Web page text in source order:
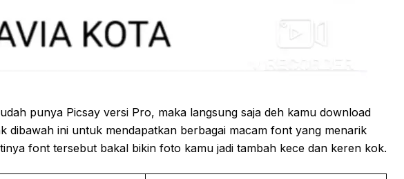
punya Picsay versi Pro, maka langsung saja deh kamu download
dibawah ini untuk mendapatkan berbagai macam font yang menarik
font tersebut bakal bikin foto kamu jadi tambah kece dan keren kok.